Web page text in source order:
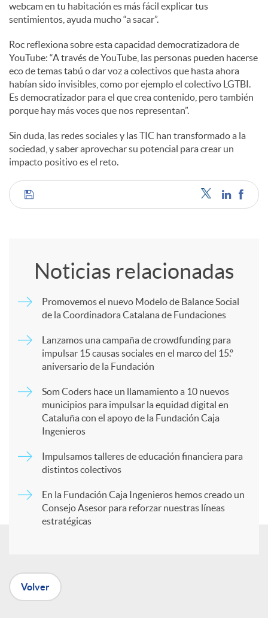
webcam en tu habitación es más fácil explicar tus
sentimientos, ayuda mucho “a sacar”.
Roc reflexiona sobre esta capacidad democratizadora de
YouTube: “A través de YouTube, las personas pueden hacerse
eco de temas tabú o dar voz a colectivos que hasta ahora
habían sido invisibles, como por ejemplo el colectivo LGTBI.
Es democratizador para el que crea contenido, pero también
porque hay más voces que nos representan”.
Sin duda, las redes sociales y las TIC han transformado a la
sociedad, y saber aprovechar su potencial para crear un
impacto positivo es el reto.
C
m
n
Noticias relacionadas
Promovemos el nuevo Modelo de Balance Social
de la Coordinadora Catalana de Fundaciones
Lanzamos una campaña de crowdfunding para
impulsar 15 causas sociales en el marco del 15.º
aniversario de la Fundación
Som Coders hace un llamamiento a 10 nuevos
municipios para impulsar la equidad digital en
Cataluña con el apoyo de la Fundación Caja
Ingenieros
Impulsamos talleres de educación financiera para
distintos colectivos
En la Fundación Caja Ingenieros hemos creado un
Consejo Asesor para reforzar nuestras líneas
estratégicas
Volver